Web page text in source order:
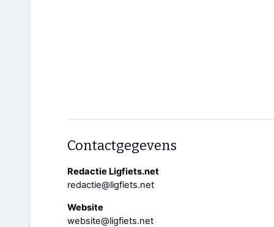
Contactgegevens
Redactie Ligfiets.net
redactie@ligfiets.net
Website
website@ligfiets.net